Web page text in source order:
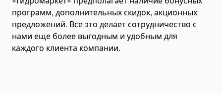
Промышленный робот
Б/у промышленные роботы
Утилизаторы и Инсинераторы
Агломерационные машины
программ, дополнительных скидок, акционных
предложений. Все это делает сотрудничество с
нами еще более выгодным и удобным для
каждого клиента компании.